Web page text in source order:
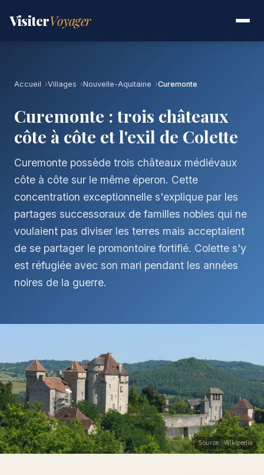
VisiterVoyager
Accueil Villages Nouvelle-Aquitaine Curemonte
Curemonte : trois châteaux
côte à côte et l'exil de Colette
Curemonte possède trois châteaux médiévaux
côte à côte sur le même éperon. Cette
concentration exceptionnelle s'explique par les
partages successoraux de familles nobles qui ne
voulaient pas diviser les terres mais acceptaient
de se partager le promontoire fortifié. Colette s'y
est réfugiée avec son mari pendant les années
noires de la guerre.
Source : Wikipedia